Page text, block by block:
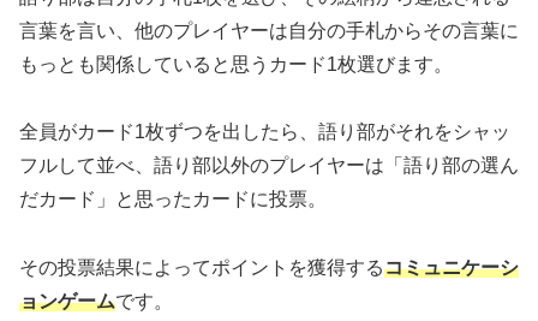
言葉を言い、他のプレイヤーは自分の手札からその言葉に
もっとも関係していると思うカード1枚選びます。
全員がカード1枚ずつを出したら、語り部がそれをシャッ
フルして並べ、語り部以外のプレイヤーは「語り部の選ん
だカード」と思ったカードに投票。
その投票結果によってポイントを獲得するコミュニケーシ
ョンゲームです。